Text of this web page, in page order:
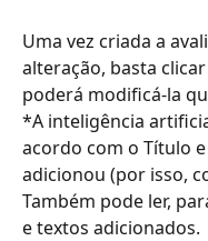
Uma vez criada a
alteração, basta
poderá modificá-la
*A inteligência
acordo com o Título
adicionou (por isso,
Também pode ler,
e textos adicionados.